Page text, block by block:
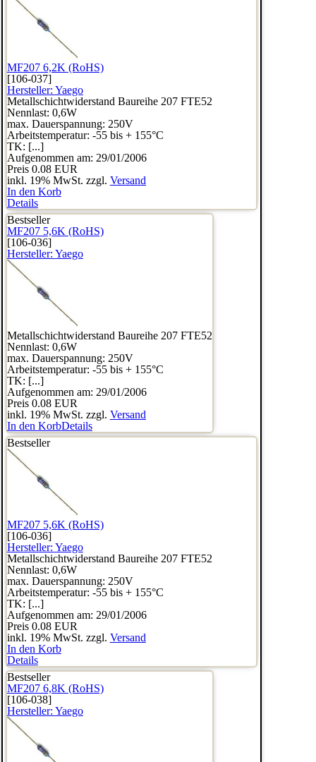
MF207 6,2K (RoHS)
[106-037]
Hersteller: Yaego
Metallschichtwiderstand Baureihe 207 FTE52
Nennlast: 0,6W
max. Dauerspannung: 250V
Arbeitstemperatur: -55 bis + 155°C
TK: [...]
Aufgenommen am: 29/01/2006
Preis 0.08 EUR
inkl. 19% MwSt. zzgl. Versand
In den Korb
Details
Bestseller
MF207 5,6K (RoHS)
[106-036]
Hersteller: Yaego
Metallschichtwiderstand Baureihe 207 FTE52
Nennlast: 0,6W
max. Dauerspannung: 250V
Arbeitstemperatur: -55 bis + 155°C
TK: [...]
Aufgenommen am: 29/01/2006
Preis 0.08 EUR
inkl. 19% MwSt. zzgl. Versand
In den KorbDetails
Bestseller
MF207 5,6K (RoHS)
[106-036]
Hersteller: Yaego
Metallschichtwiderstand Baureihe 207 FTE52
Nennlast: 0,6W
max. Dauerspannung: 250V
Arbeitstemperatur: -55 bis + 155°C
TK: [...]
Aufgenommen am: 29/01/2006
Preis 0.08 EUR
inkl. 19% MwSt. zzgl. Versand
In den Korb
Details
Bestseller
MF207 6,8K (RoHS)
[106-038]
Hersteller: Yaego